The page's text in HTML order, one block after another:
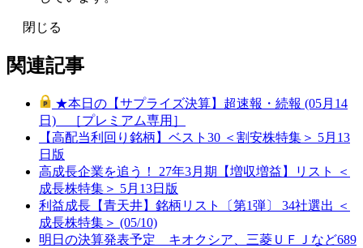
閉じる
関連記事
★本日の【サプライズ決算】超速報・続報 (05月14
日) ［プレミアム専用］
【高配当利回り銘柄】ベスト30 ＜割安株特集＞ 5月13
日版
高成長企業を追う！ 27年3月期【増収増益】リスト ＜
成長株特集＞ 5月13日版
利益成長【青天井】銘柄リスト〔第1弾〕 34社選出 ＜
成長株特集＞ (05/10)
明日の決算発表予定 キオクシア、三菱ＵＦＪなど689